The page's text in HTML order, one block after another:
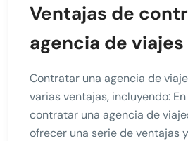
Ventajas de
agencia de
Contratar una agencia de
varias ventajas, incluyendo:
contratar una agencia de
ofrecer una serie de ventajas